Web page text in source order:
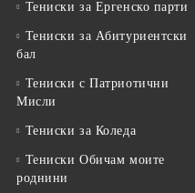
Тениски за Eргенско парти
Тениски за Aбитуриентски
бал
Тениски с Патриотични
Мисли
Тениски за Коледа
Тениски Обичам моите
роднини